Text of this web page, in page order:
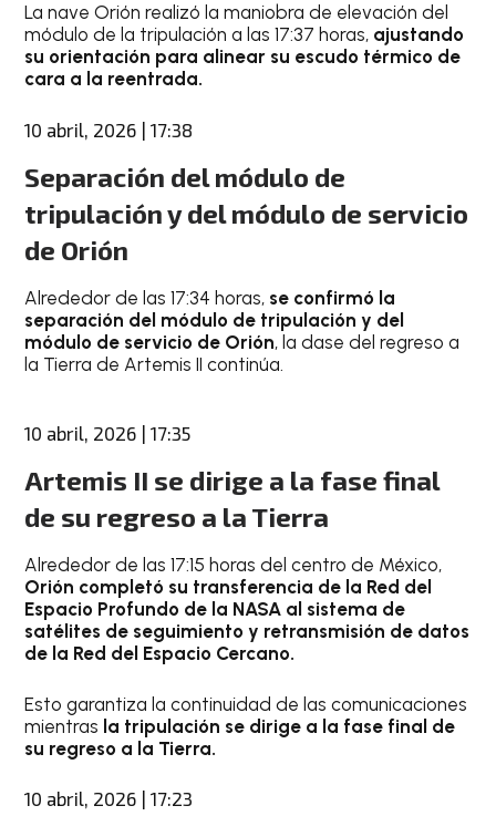
La nave Orión realizó la maniobra de elevación del
módulo de la tripulación a las 17:37 horas, ajustando
su orientación para alinear su escudo térmico de
cara a la reentrada.
10 abril, 2026 | 17:38
Separación del módulo de
tripulación y del módulo de servicio
de Orión
Alrededor de las 17:34 horas, se confirmó la
separación del módulo de tripulación y del
módulo de servicio de Orión, la dase del regreso a
la Tierra de Artemis II continúa.
10 abril, 2026 | 17:35
Artemis II se dirige a la fase final
de su regreso a la Tierra
Alrededor de las 17:15 horas del centro de México,
Orión completó su transferencia de la Red del
Espacio Profundo de la NASA al sistema de
satélites de seguimiento y retransmisión de datos
de la Red del Espacio Cercano.
Esto garantiza la continuidad de las comunicaciones
mientras la tripulación se dirige a la fase final de
su regreso a la Tierra.
10 abril, 2026 | 17:23